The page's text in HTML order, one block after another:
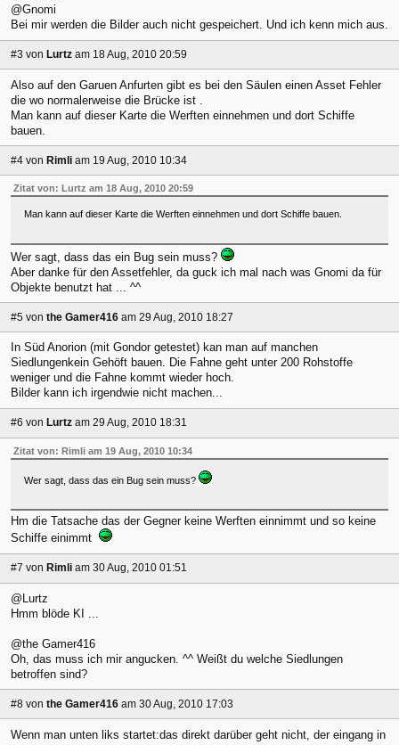
@Gnomi
Bei mir werden die Bilder auch nicht gespeichert. Und ich kenn mich aus.
#3 von Lurtz am 18 Aug, 2010 20:59
Also auf den Garuen Anfurten gibt es bei den Säulen einen Asset Fehler
die wo normalerweise die Brücke ist .
Man kann auf dieser Karte die Werften einnehmen und dort Schiffe
bauen.
#4 von Rimli am 19 Aug, 2010 10:34
Zitat von: Lurtz am 18 Aug, 2010 20:59
Man kann auf dieser Karte die Werften einnehmen und dort Schiffe bauen.
Wer sagt, dass das ein Bug sein muss?
Aber danke für den Assetfehler, da guck ich mal nach was Gnomi da für
Objekte benutzt hat ... ^^
#5 von the Gamer416 am 29 Aug, 2010 18:27
In Süd Anorion (mit Gondor getestet) kan man auf manchen
Siedlungenkein Gehöft bauen. Die Fahne geht unter 200 Rohstoffe
weniger und die Fahne kommt wieder hoch.
Bilder kann ich irgendwie nicht machen...
#6 von Lurtz am 29 Aug, 2010 18:31
Zitat von: Rimli am 19 Aug, 2010 10:34
Wer sagt, dass das ein Bug sein muss?
Hm die Tatsache das der Gegner keine Werften einnimmt und so keine
Schiffe einimmt
#7 von Rimli am 30 Aug, 2010 01:51
@Lurtz
Hmm blöde KI ...
@the Gamer416
Oh, das muss ich mir angucken. ^^ Weißt du welche Siedlungen
betroffen sind?
#8 von the Gamer416 am 30 Aug, 2010 17:03
Wenn man unten liks startet:das direkt darüber geht nicht, der eingang in